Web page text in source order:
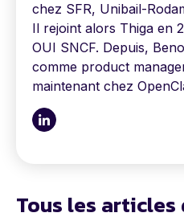
chez SFR, Unibail-
Il rejoint alors Thiga en
OUI SNCF. Depuis,
comme product
maintenant chez
Tous les articles